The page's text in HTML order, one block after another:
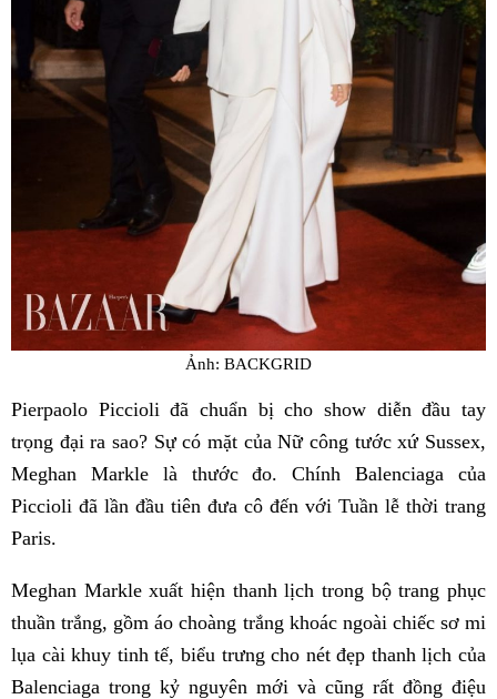
Ảnh: BACKGRID
Pierpaolo Piccioli đã chuẩn bị cho show diễn đầu tay
trọng đại ra sao? Sự có mặt của Nữ công tước xứ Sussex,
Meghan Markle là thước đo. Chính Balenciaga của
Piccioli đã lần đầu tiên đưa cô đến với Tuần lễ thời trang
Paris.
Meghan Markle xuất hiện thanh lịch trong bộ trang phục
thuần trắng, gồm áo choàng trắng khoác ngoài chiếc sơ mi
lụa cài khuy tinh tế, biểu trưng cho nét đẹp thanh lịch của
Balenciaga trong kỷ nguyên mới và cũng rất đồng điệu